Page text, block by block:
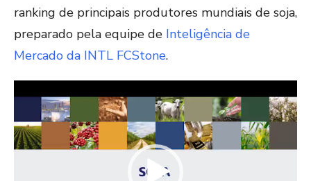
ranking de principais produtores mundiais de soja,
preparado pela equipe de Inteligência de
Mercado da INTL FCStone.
vídeo